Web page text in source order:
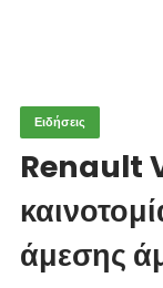
Ειδήσεις
Renault
άμεσης